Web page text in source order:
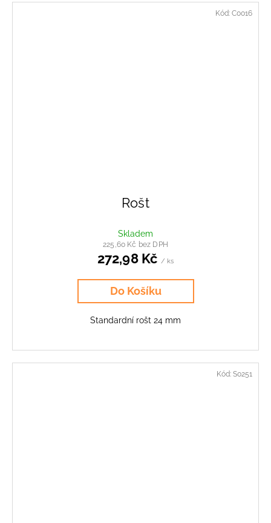
Rošt
Skladem
225,60 Kč bez DPH
272,98 Kč / ks
Do Košíku
Standardní rošt 24 mm
Kód: C0016
Kód: S0251